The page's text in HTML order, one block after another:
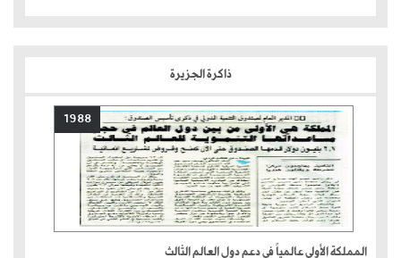
ذاكرة الجزيرة
1988
المملكة الأولى عالمياً في دعم دول العالم الثالث